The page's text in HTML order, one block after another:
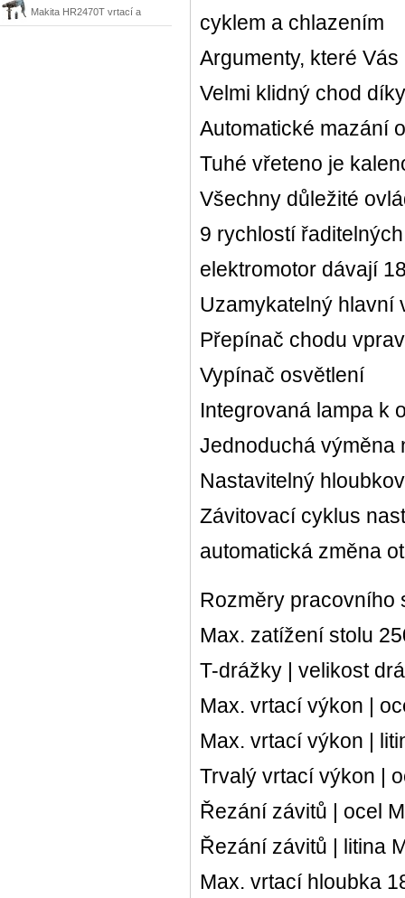
Steinel
Makita HR2470T vrtací a
cyklem a chlazením
Argumenty, které
Velmi klidný chod
Automatické mazání
Tuhé vřeteno je
Všechny důležité
9 rychlostí
elektromotor dávají
Uzamykatelný hlavní
Přepínač chodu
Vypínač osvětlení
Integrovaná lampa k
Jednoduchá výměna
Nastavitelný
Závitovací cyklus
automatická změna
Rozměry pracovního
Max. zatížení stolu
T-drážky | velikost
Max. vrtací výkon |
Max. vrtací výkon |
Trvalý vrtací výkon |
Řezání závitů | ocel
Řezání závitů | litina
Max. vrtací hloubka